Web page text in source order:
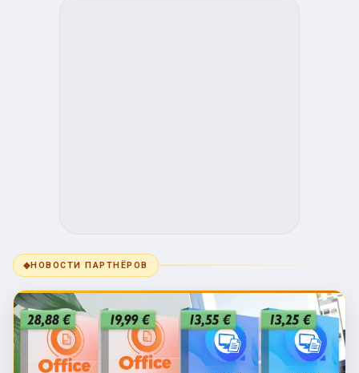
◆НОВОСТИ ПАРТНЁРОВ